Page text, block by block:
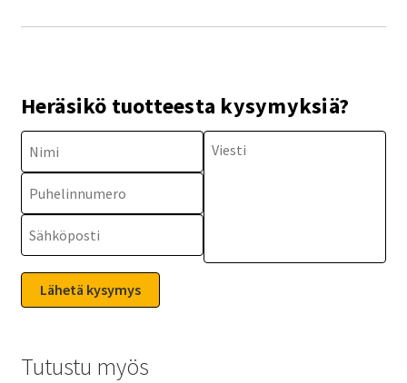
Heräsikö tuotteesta kysymyksiä?
Tutustu myös